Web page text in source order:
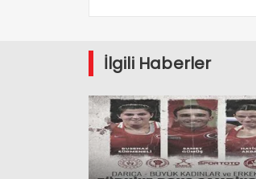
İlgili Haberler